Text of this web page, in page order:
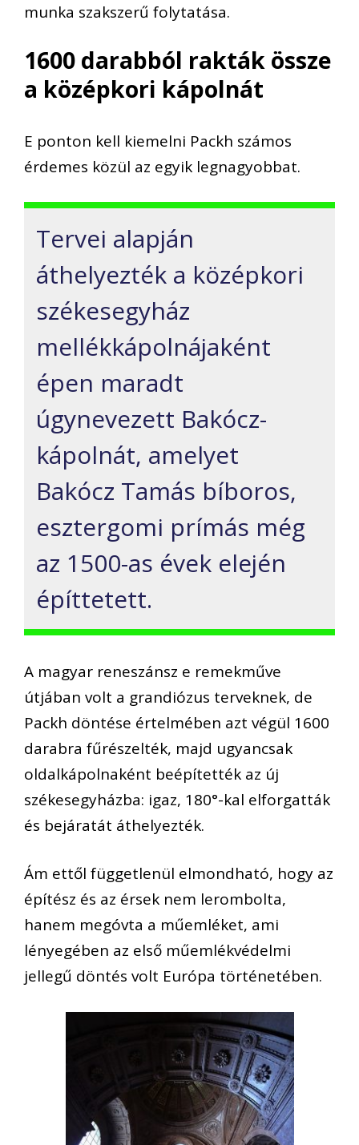
munka szakszerű folytatása.
1600 darabból rakták össze
a középkori kápolnát
E ponton kell kiemelni Packh számos
érdemes közül az egyik legnagyobbat.
Tervei alapján
áthelyezték a középkori
székesegyház
mellékkápolnájaként
épen maradt
úgynevezett Bakócz-
kápolnát, amelyet
Bakócz Tamás bíboros,
esztergomi prímás még
az 1500-as évek elején
építtetett.
A magyar reneszánsz e remekműve
útjában volt a grandiózus terveknek, de
Packh döntése értelmében azt végül 1600
darabra fűrészelték, majd ugyancsak
oldalkápolnaként beépítették az új
székesegyházba: igaz, 180°-kal elforgatták
és bejáratát áthelyezték.
Ám ettől függetlenül elmondható, hogy az
építész és az érsek nem lerombolta,
hanem megóvta a műemléket, ami
lényegében az első műemlékvédelmi
jellegű döntés volt Európa történetében.